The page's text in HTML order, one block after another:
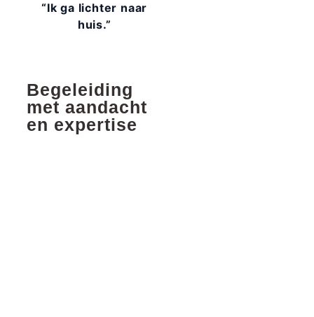
“Ik ga lichter naar
huis.”
Begeleiding
met aandacht
en expertise